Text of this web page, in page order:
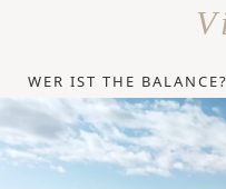
WER IST THE BALANCE?